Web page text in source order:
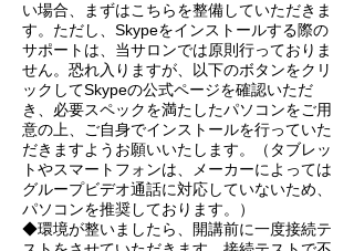
い場合、まずはこちらを整備していただきま
す。ただし、Skypeをインストールする際の
サポートは、当サロンでは原則行っておりま
せん。恐れ入りますが、以下のボタンをクリ
ックしてSkypeの公式ページを確認いただ
き、必要スペックを満たしたパソコンをご用
意の上、ご自身でインストールを行っていた
だきますようお願いいたします。（タブレッ
トやスマートフォンは、メーカーによっては
グループビデオ通話に対応していないため、
パソコンを推奨しております。）
◆環境が整いましたら、開講前に一度接続テ